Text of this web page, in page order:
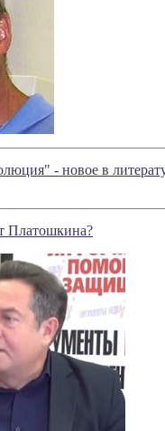
- новое в
Платошкина?